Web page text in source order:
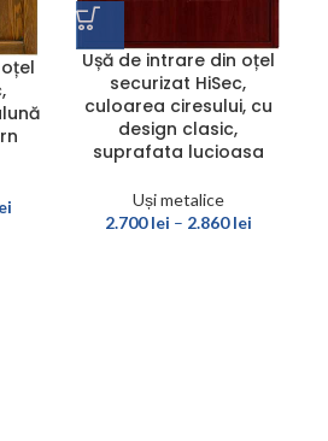
Ușă de intrare din oțel
securizat HiSec,
culoarea ciresului, cu
design clasic,
suprafata lucioasa
Uși metalice
2.700lei – 2.860lei